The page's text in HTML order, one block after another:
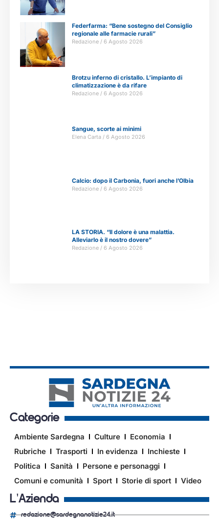
Federfarma: “Bene sostegno del Consiglio
regionale alle farmacie rurali”
Redazione 6 Agosto 2026
Brotzu inferno di cristallo. L’impianto di
climatizzazione è da rifare
Redazione 6 Agosto 2026
Sangue, scorte ai minimi
Elena Carta 6 Agosto 2026
Calcio: dopo il Carbonia, fuori anche l’Olbia
Redazione 6 Agosto 2026
LA STORIA. “Il dolore è una malattia.
Alleviarlo è il nostro dovere”
Redazione 6 Agosto 2026
Categorie
Ambiente Sardegna Culture
Economia
Rubriche
Trasporti In evidenza
Inchieste
Politica
Sanità
Persone e personaggi
Comuni e comunità
Sport Storie di sport Video
L'Azienda
redazione@sardegnanotizie24.it